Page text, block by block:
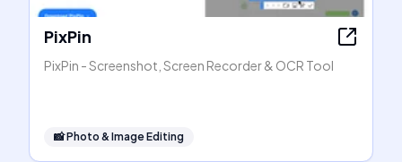
PixPin
PixPin - Screenshot, Screen Recorder & OCR Tool
📸Photo & Image Editing